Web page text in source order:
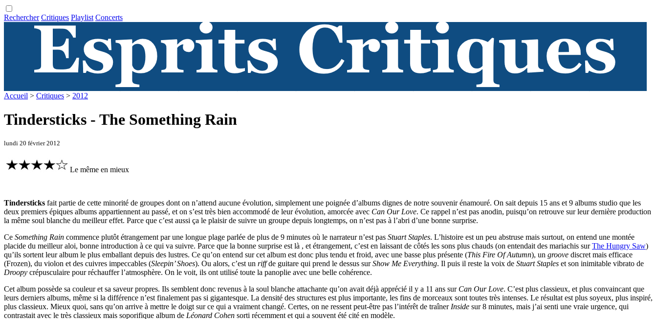
Rechercher Critiques Playlist Concerts
Accueil > Critiques > 2012
Tindersticks - The Something Rain
lundi 20 février 2012
Le même en mieux
Tindersticks fait partie de cette minorité de groupes dont on n’attend aucune évolution, simplement une poignée d’albums dignes de notre souvenir énamouré. On sait depuis 15 ans et 9 albums studio que les
deux premiers épiques albums appartiennent au passé, et on s’est très bien accommodé de leur évolution, amorcée avec Can Our Love. Ce rappel n’est pas anodin, puisqu’on retrouve sur leur dernière production
la même soul blanche du meilleur effet. Parce que c’est aussi ça le plaisir de suivre un groupe depuis longtemps, on n’est pas à l’abri d’une bonne surprise.
Ce Something Rain commence plutôt étrangement par une longue plage parlée de plus de 9 minutes où le narrateur n’est pas Stuart Staples. L’histoire est un peu abstruse mais surtout, on entend une montée
placide du meilleur aloi, bonne introduction à ce qui va suivre. Parce que la bonne surprise est là , et étrangement, c’est en laissant de côtés les sons plus chauds (on entendait des mariachis surThe Hungry Saw)
qu’ils sortent leur album le plus emballant depuis des lustres. Ce qu’on entend sur cet album est donc plus tendu et froid, avec une basse plus présente (This Fire Of Autumn), un groove discret mais efficace
(Frozen), du violon et des cuivres impeccables (Sleepin’ Shoes). Ou alors, c’est un riffde guitare qui prend le dessus surShow Me Everything. Il puis il reste la voix de Stuart Staples et son inimitable vibrato de
Droopy crépusculaire pour réchauffer l’atmosphère. On le voit, ils ont utilisé toute la panoplie avec une belle cohérence.
Cet album possède sa couleur et sa saveur propres. Ils semblent donc revenus à la soul blanche attachante qu’on avait déjà apprécié il y a 11 ans sur Can Our Love. C’est plus classieux, et plus convaincant que
leurs derniers albums, même si la différence n’est finalement pas si gigantesque. La densité des structures est plus importante, les fins de morceaux sont toutes très intenses. Le résultat est plus soyeux, plus inspiré,
plus classieux. Mieux quoi, sans qu’on arrive à mettre le doigt sur ce qui a vraiment changé. Certes, on ne ressent peut-être pas l’intérêt de traîner Inside sur 8 minutes, mais j’ai senti une vraie urgence, qui
contrastait avec le très classieux mais soporifique album de Léonard Cohen sorti récemment et qui a souvent été cité en modèle.